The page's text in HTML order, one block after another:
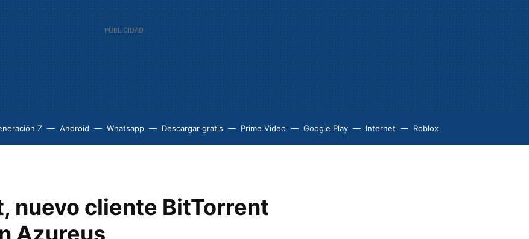
Z Android Whatsapp Descargar gratis Prime Video Google Play Internet Roblox
nuevo cliente BitTorrent
Azureus